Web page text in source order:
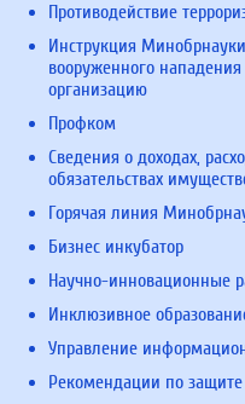
Противодействие
Инструкция
вооруженного
организацию
Профком
Сведения о доходах,
обязательствах
Горячая линия
Бизнес инкубатор
Научно-инновационные
Инклюзивное
Управление
Рекомендации по